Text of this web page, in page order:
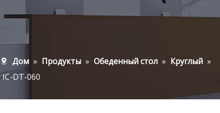
Дом » Продукты » Обеденный стол » Круглый »
IC-DT-060